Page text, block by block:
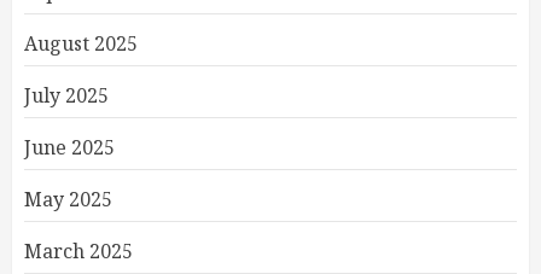
August 2025
July 2025
June 2025
May 2025
March 2025